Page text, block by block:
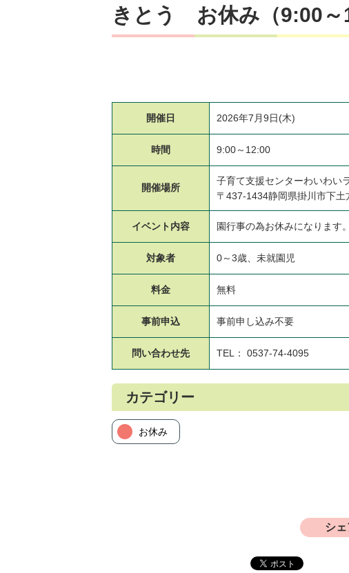
きとう お休み（9:00～
開催日 2026年7月9日(木)
時間 9:00～12:00
開催場所
子育て支援センターわいわい
〒437-1434静岡県掛川市下土
イベント 内容 園行事の為お休みになります。
対象者 0～3歳、未就園児
料金 無料
事前申込 事前申し込み不要
問い合わせ先 TEL： 0537-74-4095
カテゴリー
お休み
シ